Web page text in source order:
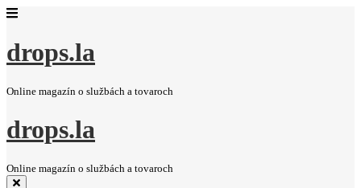
drops.la
Online magazín o službách a tovaroch
drops.la
Online magazín o službách a tovaroch